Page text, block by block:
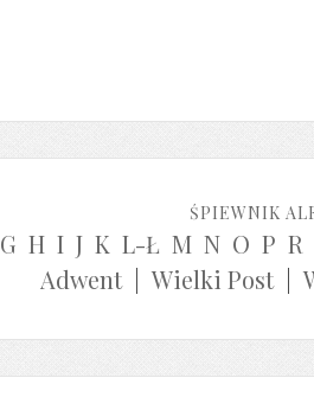
ŚPIEWNIK
G H I J K L-Ł M N O P R
Adwent| Wielki Post|